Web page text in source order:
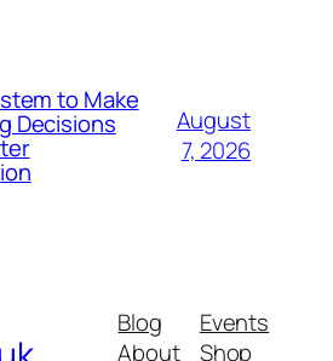
to Make
Decisions
August
7, 2026
Blog
About
Events
Shop